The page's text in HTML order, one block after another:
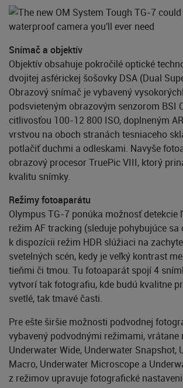
Snímač a objektív
Objektív obsahuje pokročilé optické
dvojitej asférickej šošovky DSA (Dual
Obrazový snímač je vybavený
podsvieteným obrazovým senzorom BSI
citlivosťou 100-12 800 ISO, doplneným
vrstvou na oboch stranách tesniaceho
potlačiť duchmi a odleskami. Navyše
obrazový procesor TruePic VIII, ktorý
kvalitu snímky.
Režimy fotoaparátu
Olympus TG-7 ponúka možnosť detekcie
režim AF tracking (sleduje pohybujúce sa
k dispozícii režim HDR slúžiaci na
svetelných scén, kedy je veľký kontrast
tieňmi či tmou. Tu fotoaparát spojí 4
vytvorí tak fotografiu, kde budú kvalitne
svetlé, tak tmavé časti.
Pre ešte širšie možnosti podvodnej
vybavený podvodnými režimami, vrátane
Underwater Wide, Underwater Snapshot,
Macro, Underwater Microscope a
z režimov upravuje fotografické